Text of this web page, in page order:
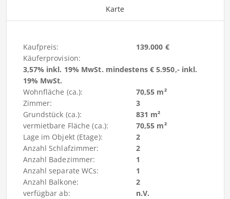
Karte
Kaufpreis:
139.000 €
Käuferprovision:
3,57% inkl. 19% MwSt. mindestens € 5.950,- inkl.
19% MwSt.
Wohnfläche (ca.):
70,55 m²
Zimmer:
3
Grundstück (ca.):
831 m²
vermietbare Fläche (ca.):
70,55 m²
Lage im Objekt (Etage):
2
Anzahl Schlafzimmer:
2
Anzahl Badezimmer:
1
Anzahl separate WCs:
1
Anzahl Balkone:
2
verfügbar ab:
n.V.